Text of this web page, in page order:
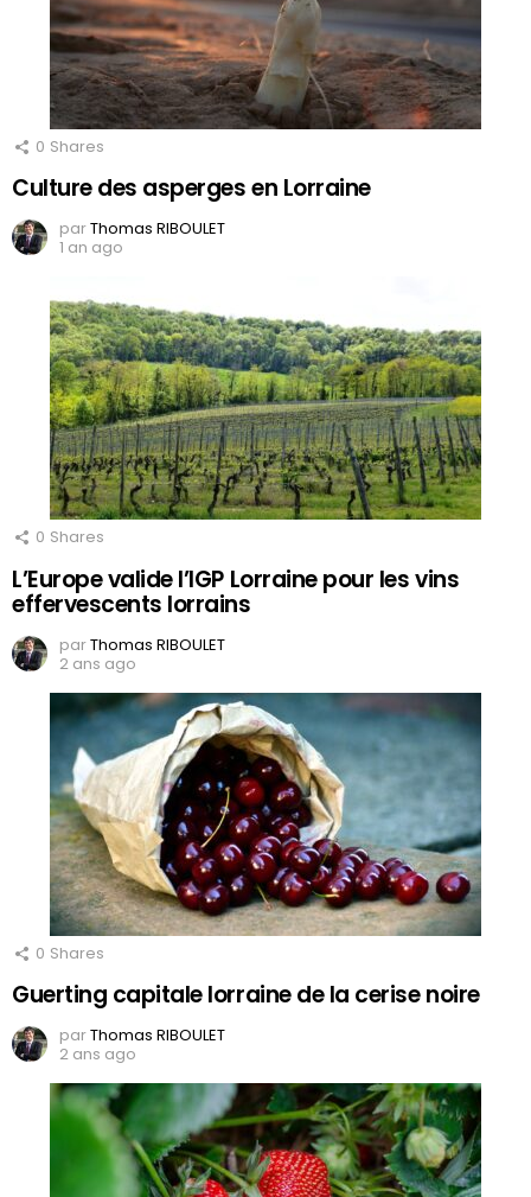
0 Shares
Culture des asperges en Lorraine
parThomas RIBOULET
1 an ago
0 Shares
L’Europe valide l’IGP Lorraine pour les vins
effervescents lorrains
parThomas RIBOULET
2 ans ago
0 Shares
Guerting capitale lorraine de la cerise noire
parThomas RIBOULET
2 ans ago